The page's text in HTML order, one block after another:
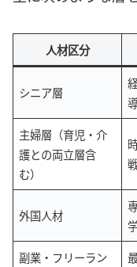
人材区分
シニア層
主婦層（育児・介
護との両立層含
む）
外国人材
副業・フリーラン